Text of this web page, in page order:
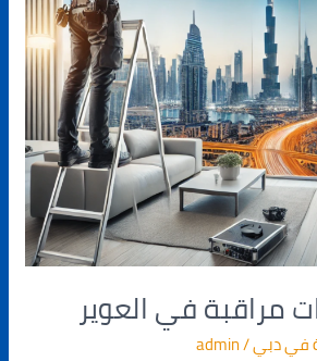
مراقبة في العوير
في دبي/
admin